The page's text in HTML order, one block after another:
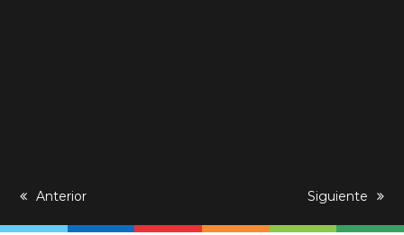
previous
Anterior
next
Siguiente